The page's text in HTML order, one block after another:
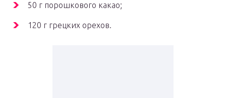
50 г порошкового какао;
120 г грецких орехов.